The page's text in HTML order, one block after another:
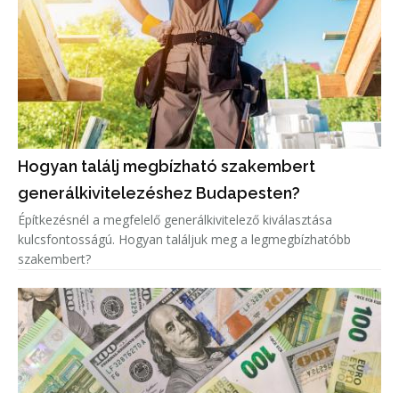
Hogyan találj megbízható szakembert
generálkivitelezéshez Budapesten?
Építkezésnél a megfelelő generálkivitelező kiválasztása
kulcsfontosságú. Hogyan találjuk meg a legmegbízhatóbb
szakembert?